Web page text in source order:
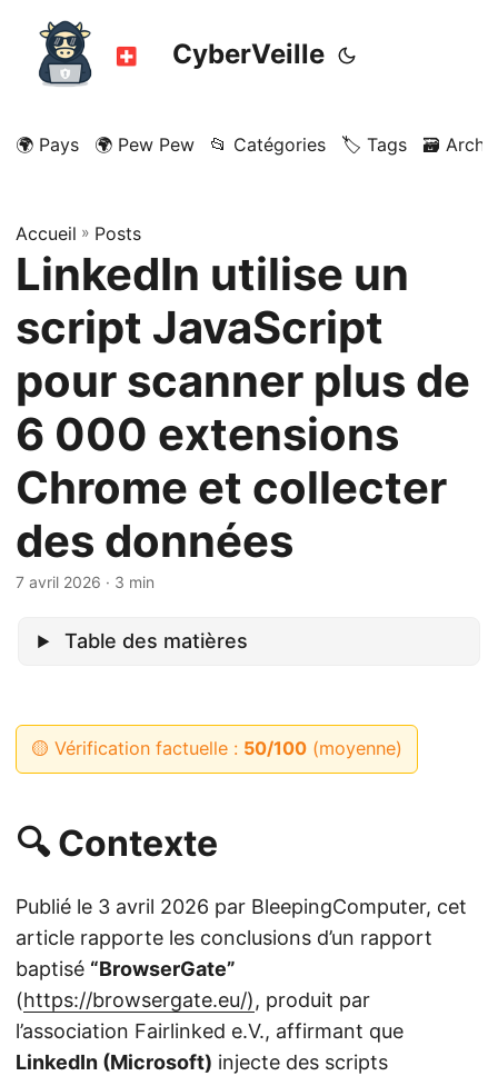
CyberVeille
🌍 Pays 🌍 Pew Pew 📂 Catégories 🏷️ Tags 🗃️
Accueil » Posts
LinkedIn utilise un
script JavaScript
pour scanner plus de
6 000 extensions
Chrome et collecter
des données
7 avril 2026 · 3 min
Table des matières
🟡 Vérification factuelle : 50/100(moyenne)
🔍 Contexte
Publié le 3 avril 2026 par BleepingComputer, cet
article rapporte les conclusions d’un rapport
baptisé “BrowserGate”
(https://browsergate.eu/), produit par
l’association Fairlinked e.V., affirmant que
LinkedIn (Microsoft) injecte des scripts